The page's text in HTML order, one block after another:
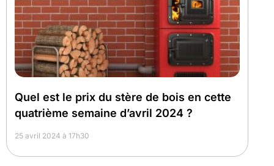
Quel est le prix du stère de bois en cette
quatrième semaine d’avril 2024 ?
25 avril 2024 à 17h30